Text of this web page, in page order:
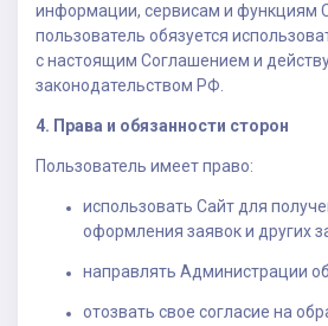
информации, сервисам и функциям
пользователь обязуется
с настоящим Соглашением и
законодательством РФ.
4. Права и обязанности сторон
Пользователь имеет право:
использовать Сайт для
оформления заявок и других
направлять Администрации
отозвать свое согласие на